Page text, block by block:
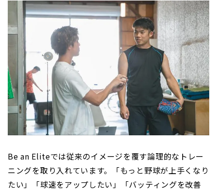
Be an Eliteでは従来のイメージを覆す論理的なトレー
ニングを取り入れています。「もっと野球が上手くなり
たい」「球速をアップしたい」「バッティングを改善